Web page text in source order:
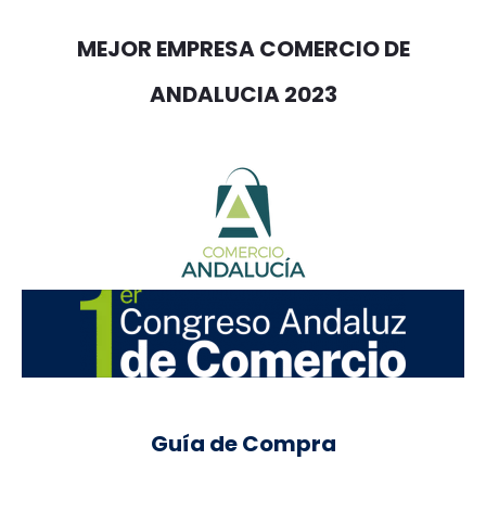
MEJOR EMPRESA COMERCIO DE
ANDALUCIA 2023
Guía de Compra